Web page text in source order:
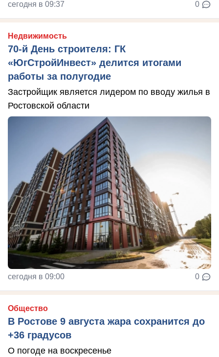
сегодня в 09:37 0
Недвижимость
70-й День строителя: ГК
«ЮгСтройИнвест» делится итогами
работы за полугодие
Застройщик является лидером по вводу жилья в
Ростовской области
сегодня в 09:00 0
Общество
В Ростове 9 августа жара сохранится до
+36 градусов
О погоде на воскресенье